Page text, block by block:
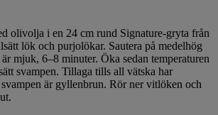
olivolja i en 24 cm rund Signature-gryta från
lök och purjolökar. Sautera på medelhög
mjuk, 6–8 minuter. Öka sedan temperaturen
svampen. Tillaga tills all vätska har
svampen är gyllenbrun. Rör ner vitlöken och